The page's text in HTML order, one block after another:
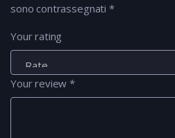
sono contrassegnati *
Your rating
Your review*